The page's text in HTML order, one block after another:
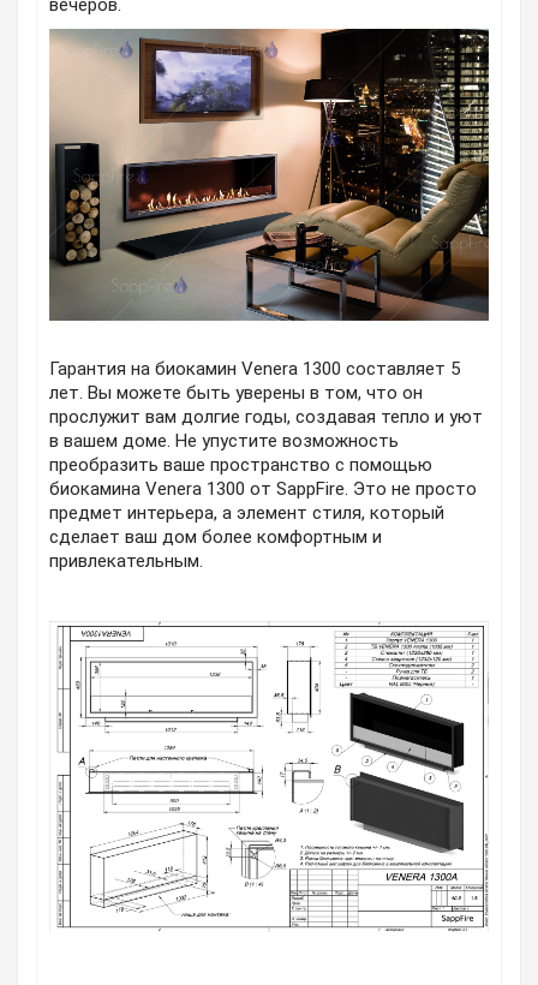
вечеров.
Гарантия на биокамин Venera 1300 составляет 5
лет. Вы можете быть уверены в том, что он
прослужит вам долгие годы, создавая тепло и уют
в вашем доме. Не упустите возможность
преобразить ваше пространство с помощью
биокамина Venera 1300 от SappFire. Это не просто
предмет интерьера, а элемент стиля, который
сделает ваш дом более комфортным и
привлекательным.